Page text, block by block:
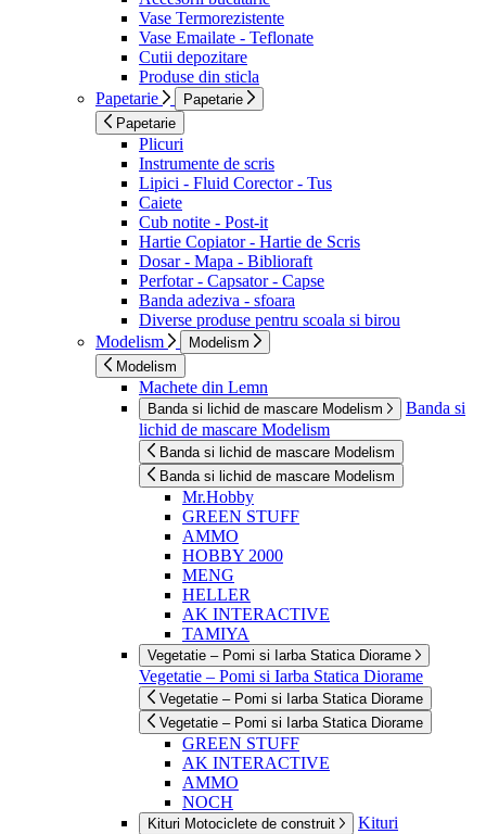
Vase Termorezistente
Vase Emailate - Teflonate
Cutii depozitare
Produse din sticla
Papetarie
Papetarie
Papetarie
Plicuri
Instrumente de scris
Lipici - Fluid Corector - Tus
Caiete
Cub notite - Post-it
Hartie Copiator - Hartie de Scris
Dosar - Mapa - Biblioraft
Perfotar - Capsator - Capse
Banda adeziva - sfoara
Diverse produse pentru scoala si birou
Modelism
Modelism
Modelism
Machete din Lemn
Banda si lichid de mascare Modelism
Banda si
lichid de mascare Modelism
Banda si lichid de mascare Modelism
Banda si lichid de mascare Modelism
Mr.Hobby
GREEN STUFF
AMMO
HOBBY 2000
MENG
HELLER
AK INTERACTIVE
TAMIYA
Vegetatie – Pomi si Iarba Statica Diorame
Vegetatie – Pomi si Iarba Statica Diorame
Vegetatie – Pomi si Iarba Statica Diorame
Vegetatie – Pomi si Iarba Statica Diorame
GREEN STUFF
AK INTERACTIVE
AMMO
NOCH
Kituri Motociclete de construit
Kituri